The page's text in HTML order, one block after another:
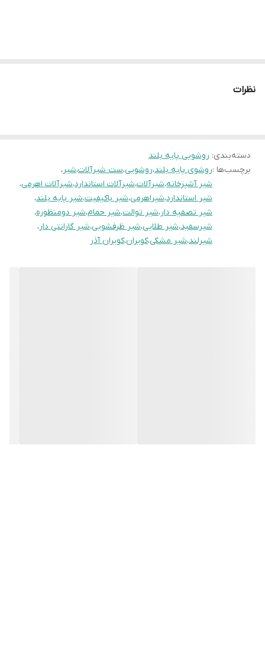
نظرات
دسته‌بندی: روشویی پایه بلند
برچسب‌ها :روشوی پایه بلند،روشویی،ست شیرآلات،شیر،
شیر آشپزخانه،شیرآلات،شیرآلات استاندارد،شیرآلات اهرمی،
شیر استاندارد،شیراهرمی،شیر باکیفیت،شیر پایه بلند،
شیر تصفیه دار،شیر توالت،شیر حمام،شیر دومنظوره،
شیرسفید،شیر طلایی،شیر ظرفشویی،شیر گارانتی دار،
شیرلند،شیر مشکی،کویران،کویران آذر